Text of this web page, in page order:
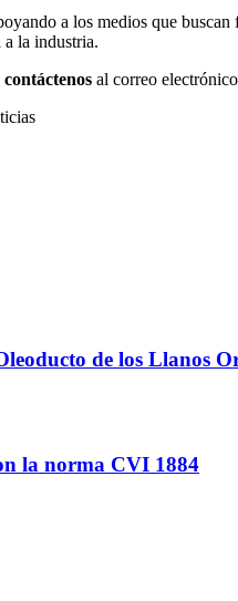
a los medios que
la industria.
al correo
de los Llanos
la norma CVI 1884